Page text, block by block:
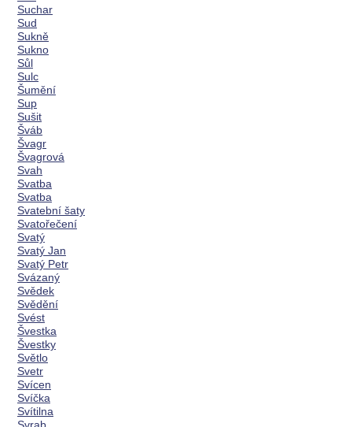
Suchar
Sud
Sukně
Sukno
Sůl
Sulc
Šumění
Sup
Sušit
Šváb
Švagr
Švagrová
Svah
Svatba
Svatba
Svatební šaty
Svatořečení
Svatý
Svatý Jan
Svatý Petr
Svázaný
Svědek
Svědění
Svést
Švestka
Švestky
Světlo
Svetr
Svícen
Svíčka
Svítilna